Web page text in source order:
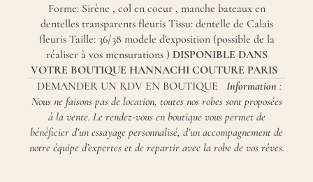
Forme: Sirène , col en coeur , manche bateaux en
dentelles transparents fleuris Tissu: dentelle de Calais
fleuris Taille: 36/38 modele d'exposition (possible de la
réaliser à vos mensurations ) DISPONIBLE DANS
VOTRE BOUTIQUE HANNACHI COUTURE PARIS
DEMANDER UN RDV EN BOUTIQUE Information :
Nous ne faisons pas de location, toutes nos robes sont proposées
à la vente. Le rendez-vous en boutique vous permet de
bénéficier d’un essayage personnalisé, d’un accompagnement de
notre équipe d’expertes et de repartir avec la robe de vos rêves.